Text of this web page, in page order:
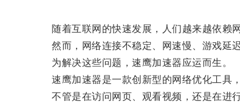
随着互联网的快速发展，人们越来越依赖网
然而，网络连接不稳定、网速慢、游戏延迟
为解决这些问题，速鹰加速器应运而生。
速鹰加速器是一款创新型的网络优化工具，
不管是在访问网页、观看视频，还是在进行